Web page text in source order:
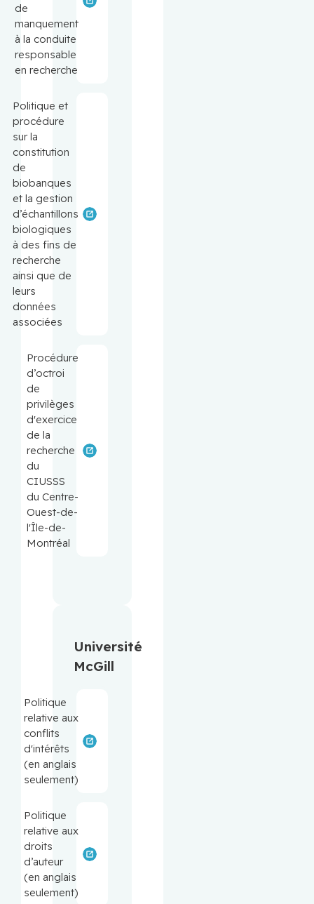
de
manquement
à la conduite
responsable
en recherche
Politique et
procédure
sur la
constitution
de
biobanques
et la gestion
d’échantillons
biologiques
à des fins de
recherche
ainsi que de
leurs
données
associées
Procédure
d’octroi
de
privilèges
d'exercice
de la
recherche
du
CIUSSS
du Centre-
Ouest-de-
l'Île-de-
Montréal
Université
McGill
Politique
relative aux
conflits
d'intérêts
(en anglais
seulement)
Politique
relative aux
droits
d’auteur
(en anglais
seulement)